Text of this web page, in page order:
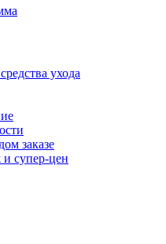
ухода
заказе
супер-цен